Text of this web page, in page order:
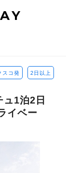
スコ発 2日以上
1泊2日
イベー